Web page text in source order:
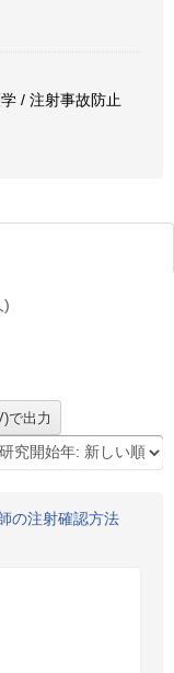
/ 注射事故防止
)
の注射確認方法